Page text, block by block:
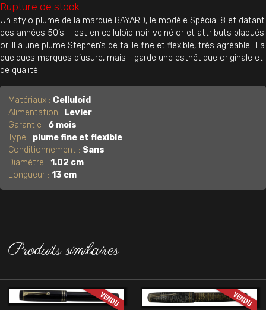
Rupture de stock
Un stylo plume de la marque BAYARD, le modèle Spécial 8 et datant
des années 50’s. Il est en celluloïd noir veiné or et attributs plaqués
or. Il a une plume Stephen’s de taille fine et flexible, très agréable. Il a
quelques marques d’usure, mais il garde une esthétique originale et
de qualité.
Matériaux : Celluloïd
Alimentation : Levier
Garantie : 6 mois
Type : plume fine et flexible
Conditionnement : Sans
Diamètre :1.02 cm
Longueur :13 cm
Produits similaires